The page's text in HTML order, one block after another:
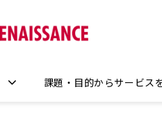
課題・目的からサービス